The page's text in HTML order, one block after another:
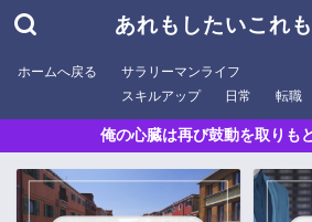
あれもしたいこれ
ホームへ戻る
サラリーマンライフ
スキルアップ
日常 転職
俺の心臓は再び鼓動を取りも